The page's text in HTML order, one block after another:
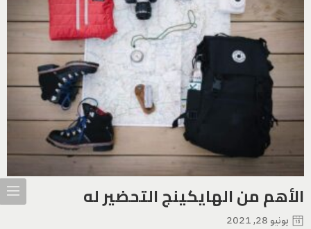
الأهم من الهايكينج التحضير له
يونيو 28, 2021